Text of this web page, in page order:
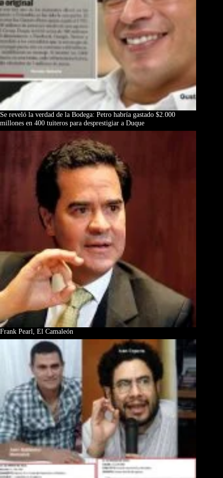
Se reveló la verdad de la Bodega: Petro habría gastado $2.000
millones en 400 tuiteros para desprestigiar a Duque
Frank Pearl, El Camaleón